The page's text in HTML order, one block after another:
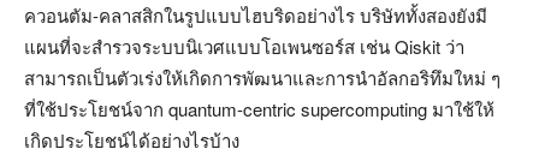
ควอนตัม-คลาสสิกในรูปแบบไฮบริดอย่างไร บริษัททั้งสองยังมี
แผนที่จะสำรวจระบบนิเวศแบบโอเพนซอร์ส เช่น Qiskit ว่า
สามารถเป็นตัวเร่งให้เกิดการพัฒนาและการนำอัลกอริทึมใหม่ ๆ
ที่ใช้ประโยชน์จาก quantum-centric supercomputing มาใช้ให้
เกิดประโยชน์ได้อย่างไรบ้าง